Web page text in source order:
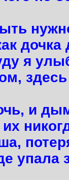
дочка
я
и
упала